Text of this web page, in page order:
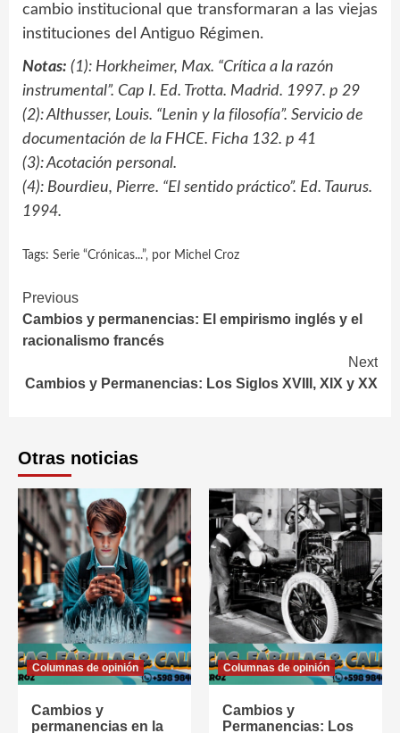
cambio institucional que transformaran a las viejas
instituciones del Antiguo Régimen.
Notas: (1): Horkheimer, Max. “Crítica a la razón
instrumental”. Cap I. Ed. Trotta. Madrid. 1997. p 29
(2): Althusser, Louis. “Lenin y la filosofía”. Servicio de
documentación de la FHCE. Ficha 132. p 41
(3): Acotación personal.
(4): Bourdieu, Pierre. “El sentido práctico”. Ed. Taurus.
1994.
Tags: Serie “Crónicas...”‚ por Michel Croz
Continue
Reading
Previous
Cambios y permanencias: El empirismo inglés y el
racionalismo francés
Next
Cambios y Permanencias: Los Siglos XVIII, XIX y XX
Otras noticias
Columnas de opinión
Cambios y
permanencias en la
Columnas de opinión
Cambios y
Permanencias: Los